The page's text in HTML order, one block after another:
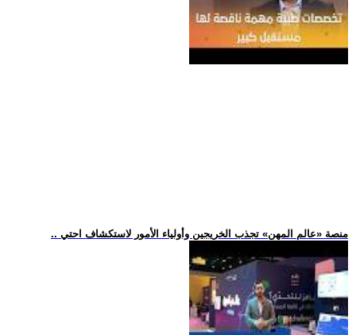
.. منصة «عالم المهن» تجذب الخريجين وأولياء الأمور لاستكشاف احتي